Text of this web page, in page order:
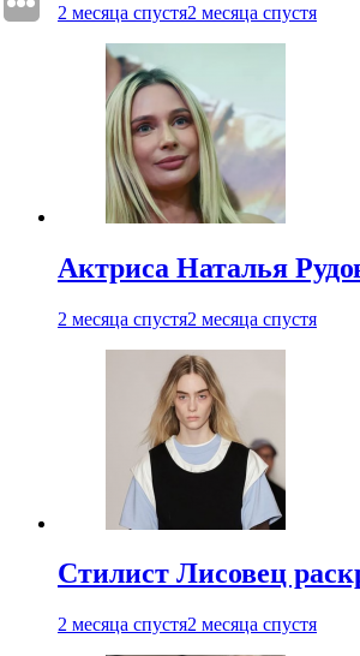
2 месяца спустя2 месяца спустя
Актриса Наталья
2 месяца спустя2 месяца спустя
Стилист Лисовец
2 месяца спустя2 месяца спустя